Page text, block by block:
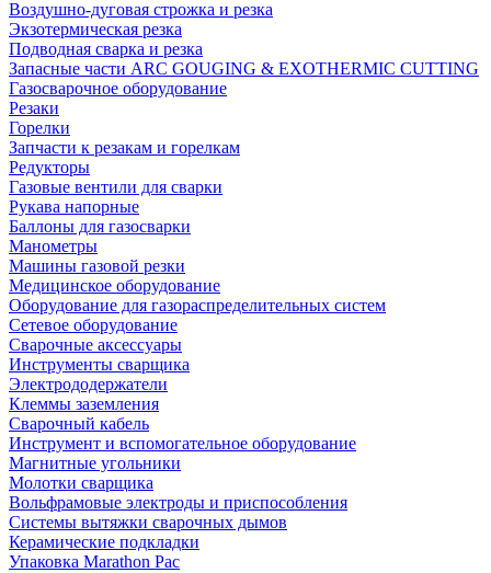
Воздушно-дуговая строжка и резка
Экзотермическая резка
Подводная сварка и резка
Запасные части ARC GOUGING & EXOTHERMIC CUTTING
Газосварочное оборудование
Резаки
Горелки
Запчасти к резакам и горелкам
Редукторы
Газовые вентили для сварки
Рукава напорные
Баллоны для газосварки
Манометры
Машины газовой резки
Медицинское оборудование
Оборудование для газораспределительных систем
Сетевое оборудование
Сварочные аксессуары
Инструменты сварщика
Электрододержатели
Клеммы заземления
Сварочный кабель
Инструмент и вспомогательное оборудование
Магнитные угольники
Молотки сварщика
Вольфрамовые электроды и приспособления
Системы вытяжки сварочных дымов
Керамические подкладки
Упаковка Marathon Pac